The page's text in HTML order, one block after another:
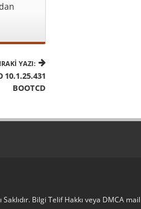
YAZI:
10.1.25.431
BOOTCD
Bilgi Telif Hakkı veya DMCA